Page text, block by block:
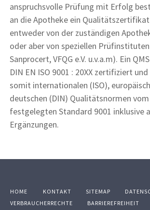
anspruchsvolle Prüfung mit Erfolg
an die Apotheke ein
entweder von der zuständigen
oder aber von speziellen Prüfinstituten
Sanprocert, VFQG e.V. u.v.a.m). Ein
DIN EN ISO 9001 : 20XX zertifiziert
somit internationalen (ISO),
deutschen (DIN) Qualitätsnormen
festgelegten Standard 9001 inklusive
Ergänzungen.
HOME KONTAKT SITEMAP
VERBRAUCHERRECHTE
BARRIEREFREIHEIT